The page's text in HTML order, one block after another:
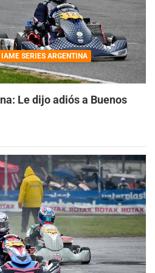
IAME SERIES ARGENTINA
Le dijo adiós a Buenos